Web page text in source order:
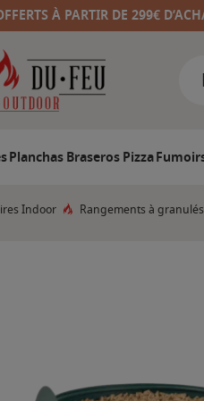
À PARTIR DE 299€
PlanchasBraserosPizza
Indoor Rangements à granulés